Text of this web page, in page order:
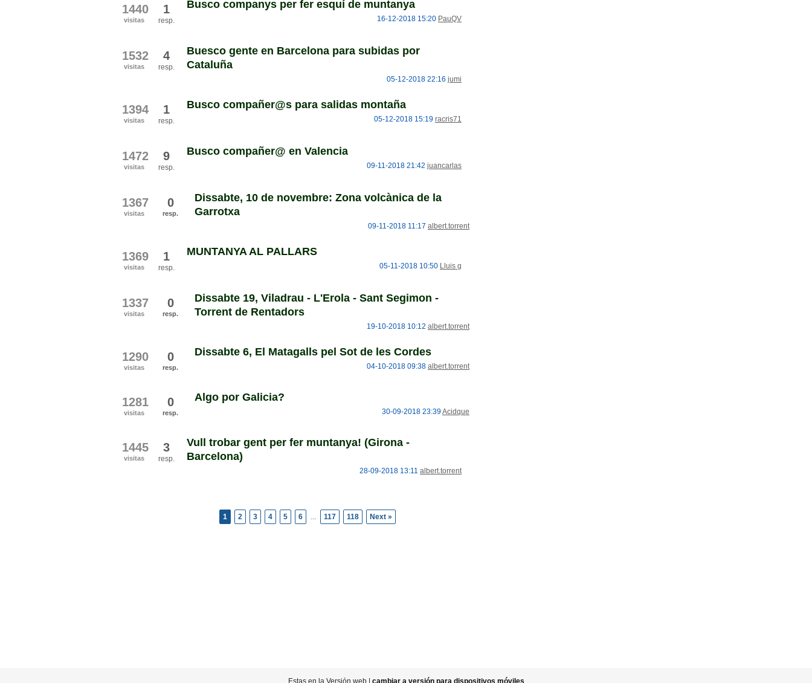
1440
visitas
1
resp.
Busco companys per fer esquí de muntanya
16-12-2018 15:20 PauQV
1532
visitas
4
resp.
Buesco gente en Barcelona para subidas por
Cataluña
05-12-2018 22:16 jumi
1394
visitas
1
resp.
Busco compañer@s para salidas montaña
05-12-2018 15:19 racris71
1472
visitas
9
resp.
Busco compañer@ en Valencia
09-11-2018 21:42 juancarlas
1367
visitas
0
resp.
Dissabte, 10 de novembre: Zona volcànica de la
Garrotxa
09-11-2018 11:17 albert.torrent
1369
visitas
1
resp.
MUNTANYA AL PALLARS
05-11-2018 10:50 Lluis g
1337
visitas
0
resp.
Dissabte 19, Viladrau - L'Erola - Sant Segimon -
Torrent de Rentadors
19-10-2018 10:12 albert.torrent
1290
visitas
0
resp.
Dissabte 6, El Matagalls pel Sot de les Cordes
04-10-2018 09:38 albert.torrent
1281
visitas
0
resp.
Algo por Galicia?
30-09-2018 23:39Acidque
1445
visitas
3
resp.
Vull trobar gent per fer muntanya! (Girona -
Barcelona)
28-09-2018 13:11 albert.torrent
1 2 3 4 5 6 ... 117 118 Next »
Estas en la Versión web | cambiar a versión para dispositivos móviles